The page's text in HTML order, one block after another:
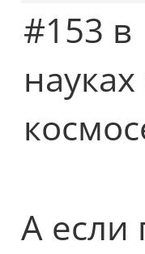
#153 в
науках
А если